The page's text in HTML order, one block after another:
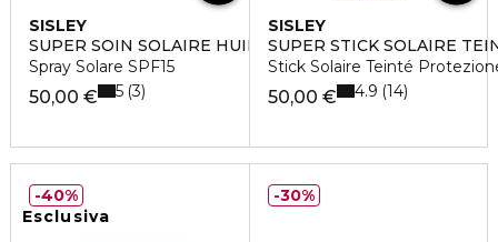
SISLEY
SUPER SOIN SOLAIRE HUILE D'ETÉ CORPS
Spray Solare SPF15
50,00 € 5 3
SISLEY
SUPER STICK SOLAIRE
Stick Solaire Teinté
50,00 € 4.9 14
Esclusiva
40% 30%